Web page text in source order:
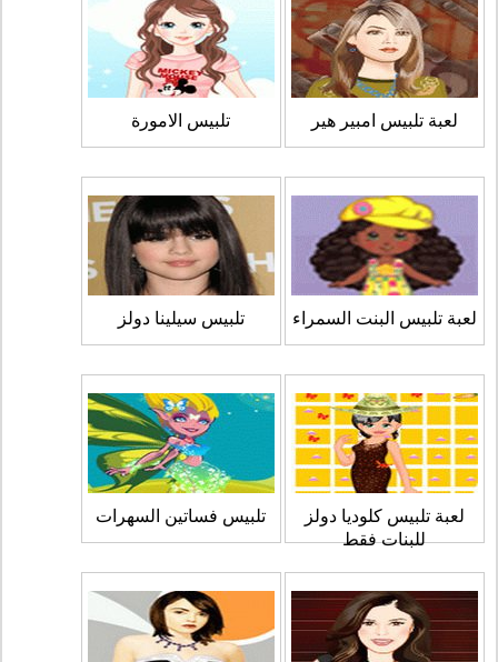
لعبة تلبيس امبير هير تلبيس الامورة
لعبة تلبيس البنت السمراء تلبيس سيلينا دولز
لعبة تلبيس كلوديا دولز
للبنات فقط
تلبيس فساتين السهرات